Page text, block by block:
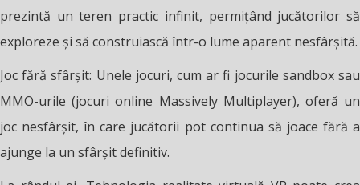
prezintă un teren practic infinit, permițând jucătorilor să
exploreze și să construiască într-o lume aparent nesfârșită.
Joc fără sfârșit: Unele jocuri, cum ar fi jocurile sandbox sau
MMO-urile (jocuri online Massively Multiplayer), oferă un
joc nesfârșit, în care jucătorii pot continua să joace fără a
ajunge la un sfârșit definitiv.